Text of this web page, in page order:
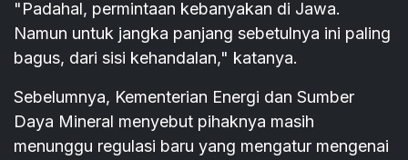
"Padahal, permintaan kebanyakan di Jawa.
Namun untuk jangka panjang sebetulnya ini paling
bagus, dari sisi kehandalan," katanya.
Sebelumnya, Kementerian Energi dan Sumber
Daya Mineral menyebut pihaknya masih
menunggu regulasi baru yang mengatur mengenai